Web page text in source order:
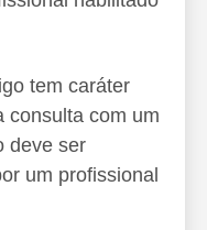
tem caráter
consulta com um
deve ser
um profissional